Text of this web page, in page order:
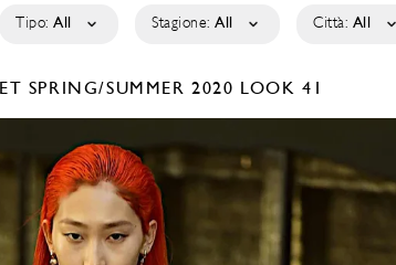
Tipo: All Stagione: All Città: All
SPRING/SUMMER 2020 LOOK 41